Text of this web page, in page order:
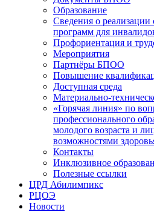
Образование
Сведения о реализации
программ для
Профориентация и
Мероприятия
Партнёры БПОО
Повышение
Доступная среда
Материально-
«Горячая линия» по
профессионального
молодого возраста и
возможностями
Контакты
Инклюзивное
Полезные ссылки
ЦРД Абилимпикс
РЦОЭ
Новости